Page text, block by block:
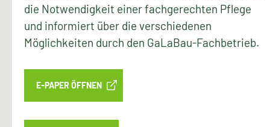
die Notwendigkeit einer fachgerechten Pflege
und informiert über die verschiedenen
Möglichkeiten durch den GaLaBau-Fachbetrieb.
E-PAPER ÖFFNEN